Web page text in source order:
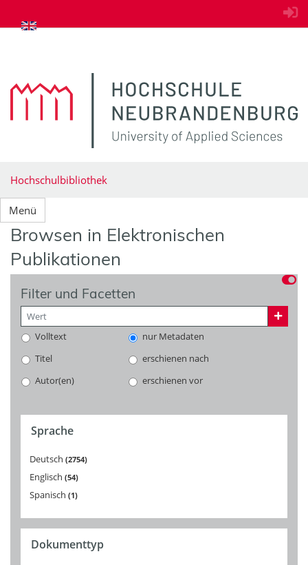
zum Inhalt springen
Hochschulbibliothek
Menü
Browsen in Elektronischen
Publikationen
Filter und Facetten
Volltext
nur Metadaten
Titel
erschienen nach
Autor(en)
erschienen vor
Sprache
Deutsch 2754
Englisch 54
Spanisch 1
Dokumenttyp